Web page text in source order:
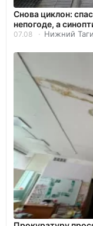
Снова циклон:
непогоде, а
07.08 Нижний